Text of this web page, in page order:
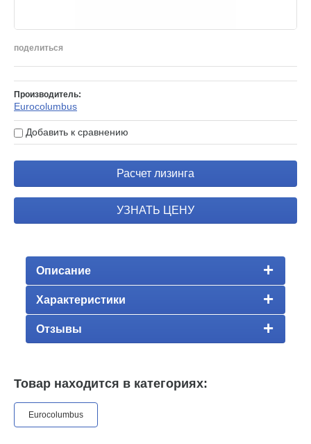
поделиться
Производитель:
Eurocolumbus
Добавить к сравнению
Расчет лизинга
УЗНАТЬ ЦЕНУ
Описание
Характеристики
Отзывы
Товар находится в категориях:
Eurocolumbus